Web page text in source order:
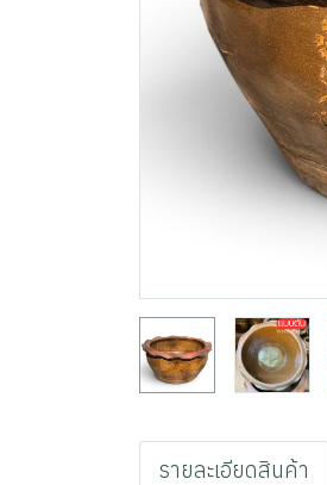
รายละเอียดสินค้า